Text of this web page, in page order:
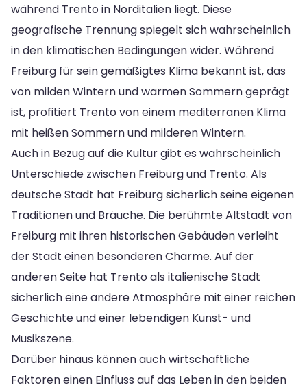
während Trento in Norditalien liegt. Diese
geografische Trennung spiegelt sich wahrscheinlich
in den klimatischen Bedingungen wider. Während
Freiburg für sein gemäßigtes Klima bekannt ist, das
von milden Wintern und warmen Sommern geprägt
ist, profitiert Trento von einem mediterranen Klima
mit heißen Sommern und milderen Wintern.
Auch in Bezug auf die Kultur gibt es wahrscheinlich
Unterschiede zwischen Freiburg und Trento. Als
deutsche Stadt hat Freiburg sicherlich seine eigenen
Traditionen und Bräuche. Die berühmte Altstadt von
Freiburg mit ihren historischen Gebäuden verleiht
der Stadt einen besonderen Charme. Auf der
anderen Seite hat Trento als italienische Stadt
sicherlich eine andere Atmosphäre mit einer reichen
Geschichte und einer lebendigen Kunst- und
Musikszene.
Darüber hinaus können auch wirtschaftliche
Faktoren einen Einfluss auf das Leben in den beiden